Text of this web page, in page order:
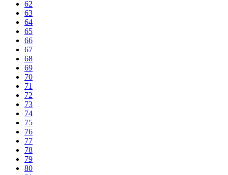
62
63
64
65
66
67
68
69
70
71
72
73
74
75
76
77
78
79
80